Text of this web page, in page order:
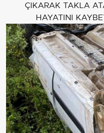
ÇIKARAK TAKLA
HAYATINI